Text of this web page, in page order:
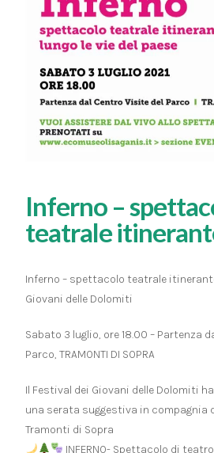
Inferno –
teatrale
Inferno – spettacolo teatrale
Giovani delle Dolomiti
Sabato 3 luglio, ore 18.00 – Partenza
Parco, TRAMONTI DI SOPRA
Il Festival dei Giovani delle Dolomiti
una serata suggestiva in compagnia
Tramonti di Sopra
INFERNO- Spettacolo di